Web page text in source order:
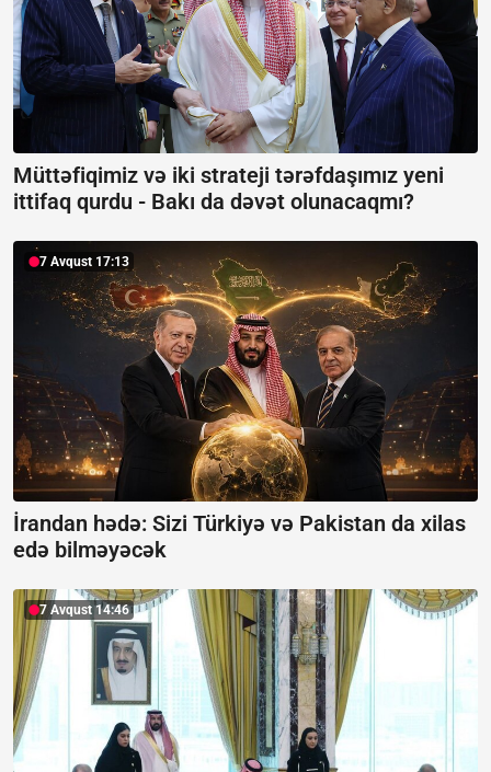
Müttəfiqimiz və iki strateji tərəfdaşımız yeni
ittifaq qurdu - Bakı da dəvət olunacaqmı?
7 Avqust 17:13
İrandan hədə: Sizi Türkiyə və Pakistan da xilas
edə bilməyəcək
7 Avqust 14:46